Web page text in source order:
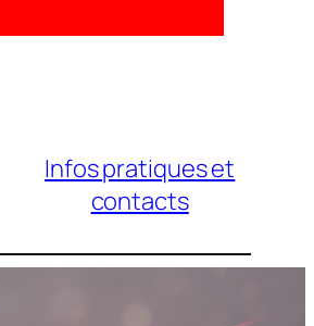
Infos pratiques et
contacts